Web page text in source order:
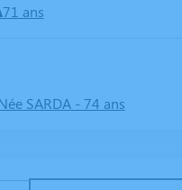
71 ans
SARDA - 74 ans